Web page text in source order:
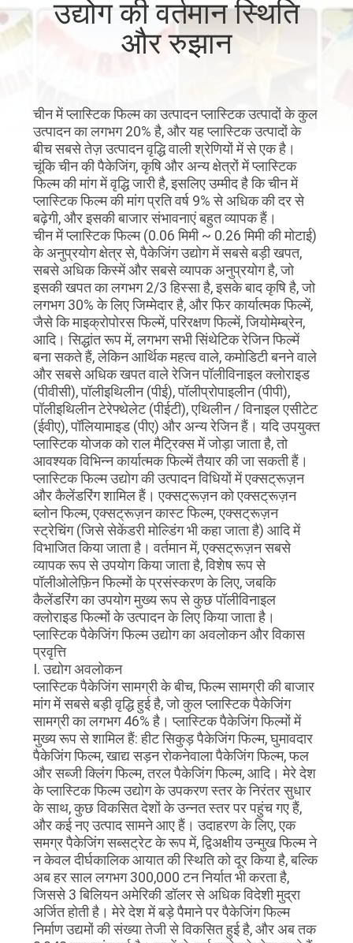
का
दौरा
नियंत्रण
हमसे
संपर्क
समाचार
बोली
मांगें
साइटमैप
गोपनीयता
नीति
उद्योग की वर्तमान स्थिति
और रुझान
चीन में प्लास्टिक फिल्म का उत्पादन प्लास्टिक उत्पादों के कुल
उत्पादन का लगभग 20% है, और यह प्लास्टिक उत्पादों के
बीच सबसे तेज़ उत्पादन वृद्धि वाली श्रेणियों में से एक है।
चूंकि चीन की पैकेजिंग, कृषि और अन्य क्षेत्रों में प्लास्टिक
फिल्म की मांग में वृद्धि जारी है, इसलिए उम्मीद है कि चीन में
प्लास्टिक फिल्म की मांग प्रति वर्ष 9% से अधिक की दर से
बढ़ेगी, और इसकी बाजार संभावनाएं बहुत व्यापक हैं।
चीन में प्लास्टिक फिल्म (0.06 मिमी ~ 0.26 मिमी की मोटाई)
के अनुप्रयोग क्षेत्र से, पैकेजिंग उद्योग में सबसे बड़ी खपत,
सबसे अधिक किस्में और सबसे व्यापक अनुप्रयोग है, जो
इसकी खपत का लगभग 2/3 हिस्सा है, इसके बाद कृषि है, जो
लगभग 30% के लिए जिम्मेदार है, और फिर कार्यात्मक फिल्में,
जैसे कि माइक्रोपोरस फिल्में, परिरक्षण फिल्में, जियोमेम्ब्रेन,
आदि। सिद्धांत रूप में, लगभग सभी सिंथेटिक रेजिन फिल्में
बना सकते हैं, लेकिन आर्थिक महत्व वाले, कमोडिटी बनने वाले
और सबसे अधिक खपत वाले रेजिन पॉलीविनाइल क्लोराइड
(पीवीसी), पॉलीइथिलीन (पीई), पॉलीप्रोपाइलीन (पीपी),
पॉलीइथिलीन टेरेफ्थेलेट (पीईटी), एथिलीन / विनाइल एसीटेट
(ईवीए), पॉलियामाइड (पीए) और अन्य रेजिन हैं। यदि उपयुक्त
प्लास्टिक योजक को राल मैट्रिक्स में जोड़ा जाता है, तो
आवश्यक विभिन्न कार्यात्मक फिल्में तैयार की जा सकती हैं।
प्लास्टिक फिल्म उद्योग की उत्पादन विधियों में एक्सट्रूज़न
और कैलेंडरिंग शामिल हैं। एक्सट्रूज़न को एक्सट्रूज़न
ब्लोन फिल्म, एक्सट्रूज़न कास्ट फिल्म, एक्सट्रूज़न
स्ट्रेचिंग (जिसे सेकेंडरी मोल्डिंग भी कहा जाता है) आदि में
विभाजित किया जाता है। वर्तमान में, एक्सट्रूज़न सबसे
व्यापक रूप से उपयोग किया जाता है, विशेष रूप से
पॉलीओलेफ़िन फिल्मों के प्रसंस्करण के लिए, जबकि
कैलेंडरिंग का उपयोग मुख्य रूप से कुछ पॉलीविनाइल
क्लोराइड फिल्मों के उत्पादन के लिए किया जाता है।
प्लास्टिक पैकेजिंग फिल्म उद्योग का अवलोकन और विकास
प्रवृत्ति
I. उद्योग अवलोकन
प्लास्टिक पैकेजिंग सामग्री के बीच, फिल्म सामग्री की बाजार
मांग में सबसे बड़ी वृद्धि हुई है, जो कुल प्लास्टिक पैकेजिंग
सामग्री का लगभग 46% है। प्लास्टिक पैकेजिंग फिल्मों में
मुख्य रूप से शामिल हैं: हीट सिकुड़ पैकेजिंग फिल्म, घुमावदार
पैकेजिंग फिल्म, खाद्य सड़न रोकनेवाला पैकेजिंग फिल्म, फल
और सब्जी क्लिंग फिल्म, तरल पैकेजिंग फिल्म, आदि। मेरे देश
के प्लास्टिक फिल्म उद्योग के उपकरण स्तर के निरंतर सुधार
के साथ, कुछ विकसित देशों के उन्नत स्तर पर पहुंच गए हैं,
और कई नए उत्पाद सामने आए हैं। उदाहरण के लिए, एक
समग्र पैकेजिंग सब्सट्रेट के रूप में, द्विअक्षीय उन्मुख फिल्म ने
न केवल दीर्घकालिक आयात की स्थिति को दूर किया है, बल्कि
अब हर साल लगभग 300,000 टन निर्यात भी करता है,
जिससे 3 बिलियन अमेरिकी डॉलर से अधिक विदेशी मुद्रा
अर्जित होती है। मेरे देश में बड़े पैमाने पर पैकेजिंग फिल्म
निर्माण उद्यमों की संख्या तेजी से विकसित हुई है, और अब तक